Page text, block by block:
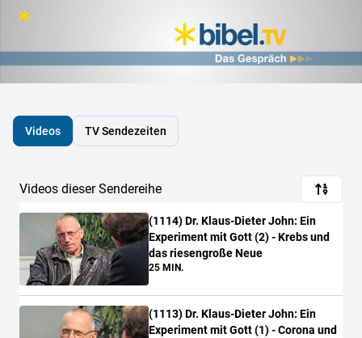
Videos TV Sendezeiten
Videos dieser Sendereihe
(1114)Dr. Klaus-Dieter John: Ein
Experiment mit Gott (2) - Krebs und
das riesengroße Neue
25 MIN.
(1113)Dr. Klaus-Dieter John: Ein
Experiment mit Gott (1) - Corona und